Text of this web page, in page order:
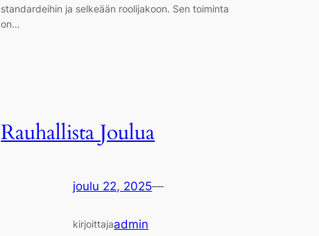
standardeihin ja selkeään roolijakoon. Sen toiminta
on…
Rauhallista Joulua
joulu 22, 2025—
kirjoittajaadmin